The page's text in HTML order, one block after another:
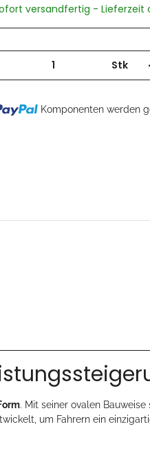
versandfertig - Lieferzeit
Stk
Komponenten werden
. Mit seiner ovalen
um Fahrern ein